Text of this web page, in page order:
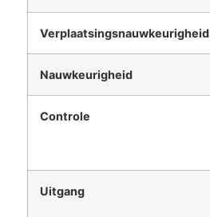
Verplaatsingsnauwkeurigheid
Nauwkeurigheid
Controle
Uitgang